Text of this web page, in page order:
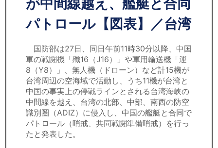
セミナー
労務顧問
ＩＴ
飲食店情報
が中間線越え、艦艇と合同
パトロール【図表】／台湾
国防部は27日、同日午前11時30分以降、中国
軍の戦闘機「殲16（J16）」や軍用輸送機「運
8（Y8）」、無人機（ドローン）など計15機が
台湾周辺の空海域で活動し、うち11機が台湾と
中国の事実上の停戦ラインとされる台湾海峡の
中間線を越え、台湾の北部、中部、南西の防空
識別圏（ADIZ）に侵入し、中国の艦艇と合同で
パトロール（哨戒、共同戦闘準備哨戒）を行っ
たと発表した。